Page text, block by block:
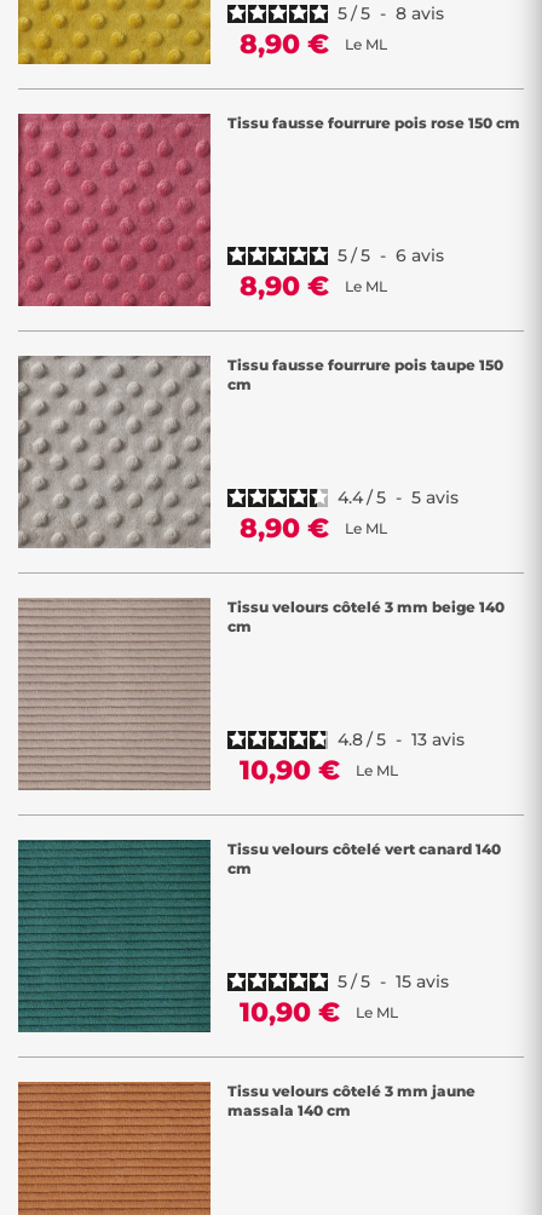
5/5 - 8 avis
8,90 € Le ML
Tissu fausse fourrure pois rose 150 cm
5/5 - 6 avis
8,90 € Le ML
Tissu fausse fourrure pois taupe 150
cm
4.4/5 - 5 avis
8,90 € Le ML
Tissu velours côtelé 3 mm beige 140
cm
4.8/5 - 13 avis
10,90 € Le ML
Tissu velours côtelé vert canard 140
cm
5/5 - 15 avis
10,90 € Le ML
Tissu velours côtelé 3 mm jaune
massala 140 cm